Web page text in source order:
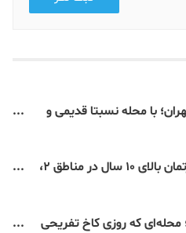
با محله نسبتا قدیمی و
قیمت اجاره آپارتمان بالای 10 سال در مناطق 2،
محله‌ای که روزی کاخ تفریحی